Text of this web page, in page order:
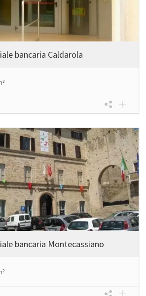
bancaria Caldarola
bancaria Montecassiano